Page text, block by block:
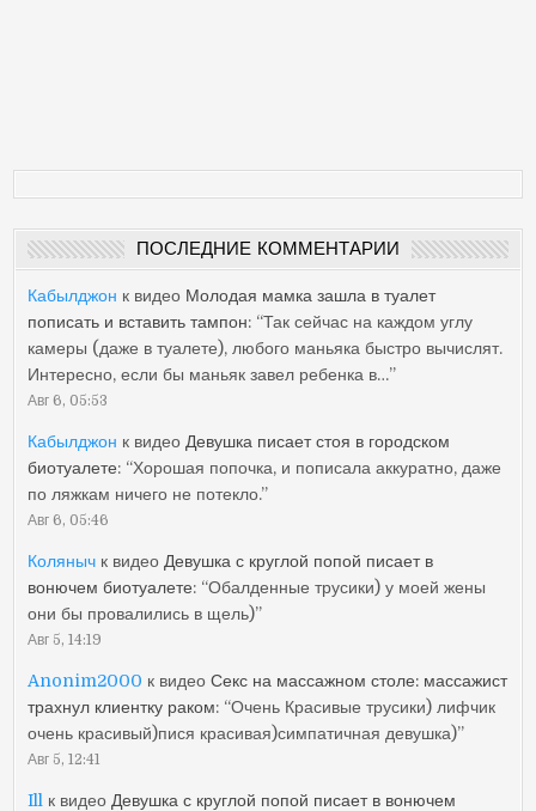
ПОСЛЕДНИЕ КОММЕНТАРИИ
Кабылджон к видео Молодая мамка зашла в туалет
пописать и вставить тампон: “Так сейчас на каждом углу
камеры (даже в туалете), любого маньяка быстро вычислят.
Интересно, если бы маньяк завел ребенка в…”
Авг 6, 05:53
Кабылджон к видео Девушка писает стоя в городском
биотуалете: “Хорошая попочка, и пописала аккуратно, даже
по ляжкам ничего не потекло.”
Авг 6, 05:46
Коляныч к видео Девушка с круглой попой писает в
вонючем биотуалете: “Обалденные трусики) у моей жены
они бы провалились в щель)”
Авг 5, 14:19
Anonim2000 к видеоСекс на массажном столе: массажист
трахнул клиентку раком: “Очень Красивые трусики) лифчик
очень красивый)пися красивая)симпатичная девушка)”
Авг 5, 12:41
Ill к видео Девушка с круглой попой писает в вонючем